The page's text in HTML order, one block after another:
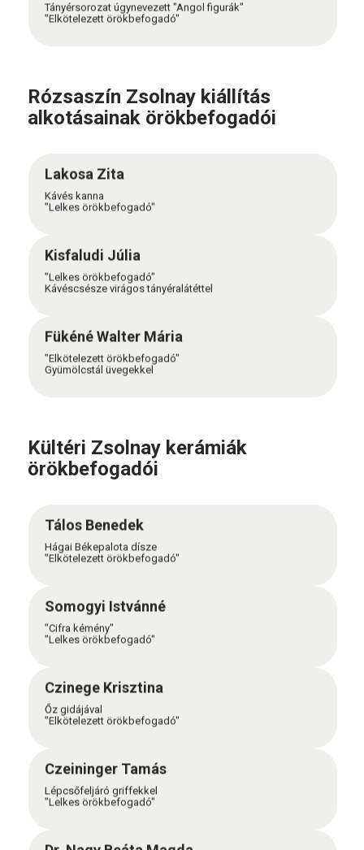
Tányérsorozat úgynevezett "Angol figurák"
"Elkötelezett örökbefogadó"
Rózsaszín Zsolnay kiállítás
alkotásainak örökbefogadói
Lakosa Zita
Kávés kanna
"Lelkes örökbefogadó"
Kisfaludi Júlia
"Lelkes örökbefogadó"
Kávéscsésze virágos tányéralátéttel
Fükéné Walter Mária
"Elkötelezett örökbefogadó"
Gyümölcstál üvegekkel
Kültéri Zsolnay kerámiák
örökbefogadói
Tálos Benedek
Hágai Békepalota dísze
"Elkötelezett örökbefogadó"
Somogyi Istvánné
"Cifra kémény"
"Lelkes örökbefogadó"
Czinege Krisztina
Őz gidájával
"Elkötelezett örökbefogadó"
Czeininger Tamás
Lépcsőfeljáró griffekkel
"Lelkes örökbefogadó"